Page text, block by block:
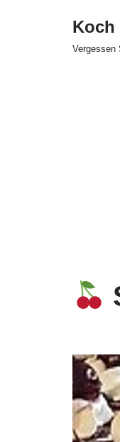
Koch
Vergessen